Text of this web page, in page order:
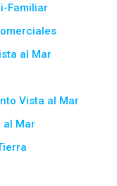
Familiar
al Mar
Vista al Mar
al Mar